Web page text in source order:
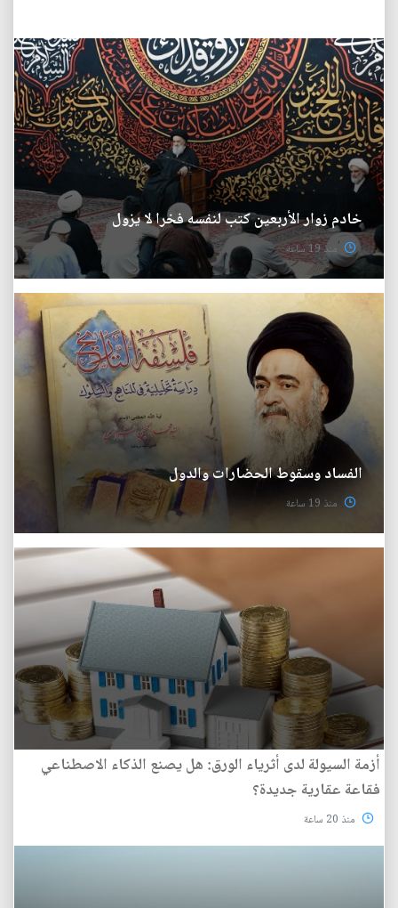
خادم زوار الأربعين كتب لنفسه فخرا لا يزول
منذ 19 ساعة
الفساد وسقوط الحضارات والدول
منذ 19 ساعة
أزمة السيولة لدى أثرياء الورق: هل يصنع الذكاء الاصطناعي
فقاعة عقارية جديدة؟
منذ 20 ساعة